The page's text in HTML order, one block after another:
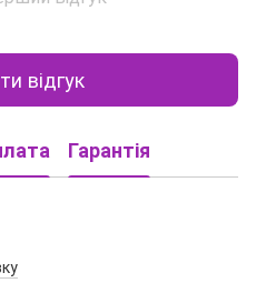
відгук
Гарантія